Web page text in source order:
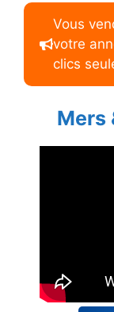
Vous
votre
clics
Mers